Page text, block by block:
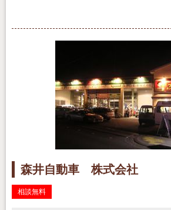
森井自動車 株式会社
相談無料